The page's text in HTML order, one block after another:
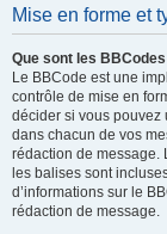
Mise en forme et
Que sont les
Le BBCode est une
contrôle de mise en
décider si vous pouvez
dans chacun de vos
rédaction de message.
les balises sont
d’informations sur le
rédaction de message.